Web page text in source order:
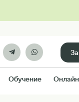
Обучение